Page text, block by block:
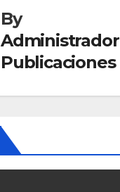
By
Administrador
Publicaciones